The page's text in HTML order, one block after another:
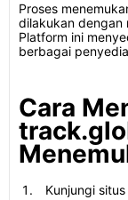
Proses
dilakukan dengan
Platform ini
berbagai
Cara
Kunjungi